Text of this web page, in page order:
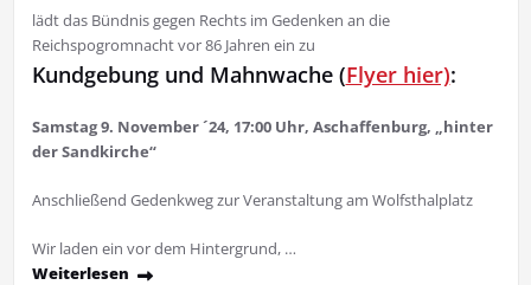
lädt das Bündnis gegen Rechts im Gedenken an die
Reichspogromnacht vor 86 Jahren ein zu
Kundgebung und Mahnwache (Flyer hier):
Samstag 9. November ´24, 17:00 Uhr, Aschaffenburg, „hinter
der Sandkirche“
Anschließend Gedenkweg zur Veranstaltung am Wolfsthalplatz
Wir laden ein vor dem Hintergrund, …
Weiterlesen